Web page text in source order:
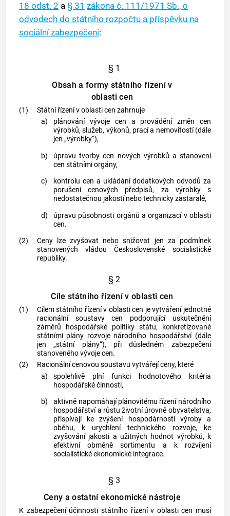
18 odst. 2 a§ 31 zákona č. 111/1971 Sb., o
odvodech do státního rozpočtu a příspěvku na
sociální zabezpečení:
§ 1
Obsah a formy státního řízení v
oblasti cen
(1)
Státní řízení v oblasti cen zahrnuje
a)
plánování vývoje cen a provádění změn cen
výrobků, služeb, výkonů, prací a nemovitostí(dále
jen „výrobky“),
b)
úpravu tvorby cen nových výrobků a stanovení
cen státními orgány,
c)
kontrolu cen a ukládání dodatkových odvodů za
porušení cenových předpisů, za výrobky s
nedostatečnou jakostí nebo technicky zastaralé,
d)
úpravu působnosti orgánů a organizací v oblasti
cen.
(2)
Ceny lze zvyšovat nebo snižovat jen za podmínek
stanovených vládou Československé socialistické
republiky.
§ 2
Cíle státního řízení v oblasti cen
(1)
Cílem státního řízení v oblasti cen je vytváření jednotné
racionální soustavy cen podporující uskutečnění
záměrů hospodářské politiky státu, konkretizované
státními plány rozvoje národního hospodářství (dále
jen „státní plány“), při důsledném zabezpečení
stanoveného vývoje cen.
(2)
Racionální cenovou soustavu vytvářejí ceny, které
a)
spolehlivě plní funkci hodnotového kritéria
hospodářské činnosti,
b)
aktivně napomáhají plánovitému řízení národního
hospodářství a růstu životní úrovně obyvatelstva,
přispívají ke zvýšení hospodárnosti výroby a
oběhu, k urychlení technického rozvoje, ke
zvyšování jakosti a užitných hodnot výrobků, k
efektivní obměně sortimentu a k rozvíjení
socialistické ekonomické integrace.
§ 3
Ceny a ostatní ekonomické nástroje
K zabezpečení účinnosti státního řízení v oblasti cen musí